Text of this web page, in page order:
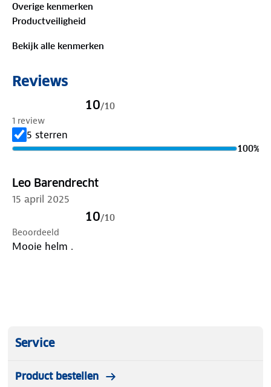
Overige kenmerken
Productveiligheid
Bekijk alle kenmerken
Reviews
10/10
1 review
5 sterren
100%
Leo Barendrecht
15 april 2025
10/10
Beoordeeld
Mooie helm .
Service
Product bestellen